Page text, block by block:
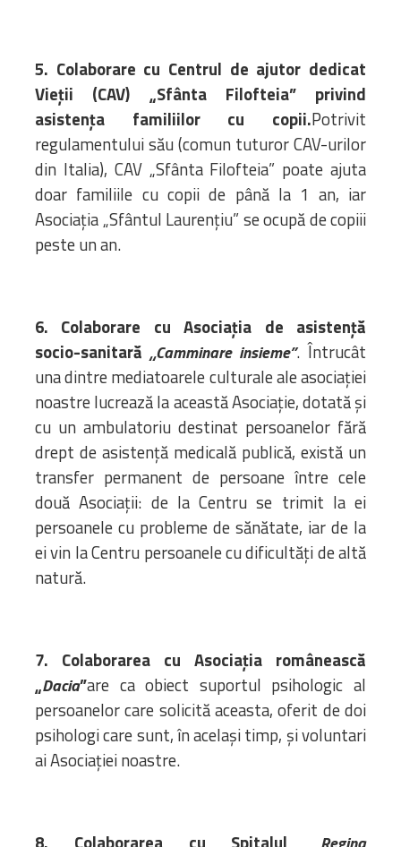
5. Colaborare cu Centrul de ajutor dedicat
Vieții (CAV) „Sfânta Filofteia” privind
asistența familiilor cu copii.Potrivit
regulamentului său (comun tuturor CAV-urilor
din Italia), CAV „Sfânta Filofteia” poate ajuta
doar familiile cu copii de până la 1 an, iar
Asociația „Sfântul Laurențiu” se ocupă de copiii
peste un an.
6. Colaborare cu Asociația de asistență
socio-sanitară„Camminare insieme”. Întrucât
una dintre mediatoarele culturale ale asociației
noastre lucrează la această Asociație, dotată și
cu un ambulatoriu destinat persoanelor fără
drept de asistență medicală publică, există un
transfer permanent de persoane între cele
două Asociații: de la Centru se trimit la ei
persoanele cu probleme de sănătate, iar de la
ei vin la Centru persoanele cu dificultăți de altă
natură.
7. Colaborarea cu Asociația românească
„Dacia”are ca obiect suportul psihologic al
persoanelor care solicită aceasta, oferit de doi
psihologi care sunt, în același timp, și voluntari
ai Asociației noastre.